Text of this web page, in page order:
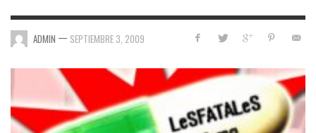
ADMIN — SEPTIEMBRE 3, 2009